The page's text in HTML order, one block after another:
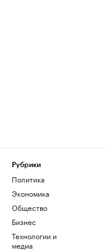
Рубрики
Политика
Экономика
Общество
Бизнес
Технологии и
медиа